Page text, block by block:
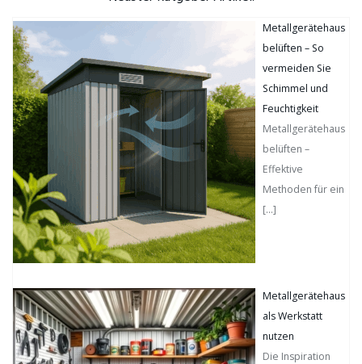
Metallgerätehaus
belüften – So
vermeiden Sie
Schimmel und
Feuchtigkeit
Metallgerätehaus
belüften –
Effektive
Methoden für ein
[…]
Metallgerätehaus
als Werkstatt
nutzen
Die Inspiration